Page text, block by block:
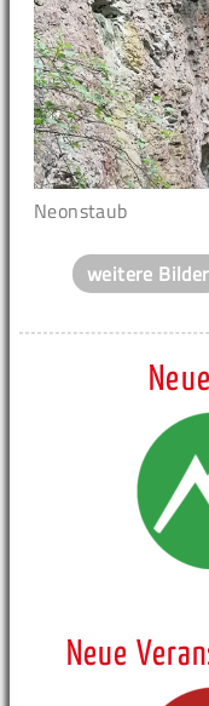
Neonstaub
weitere Bilder
Neue